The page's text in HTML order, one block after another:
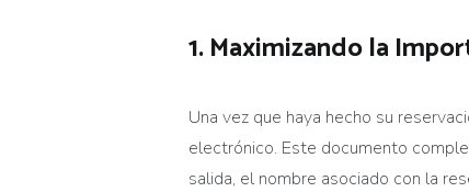
1. Maximizandola
Una vez que haya hecho su reserva
electrónico. Este documento
salida, el nombre asociado con la